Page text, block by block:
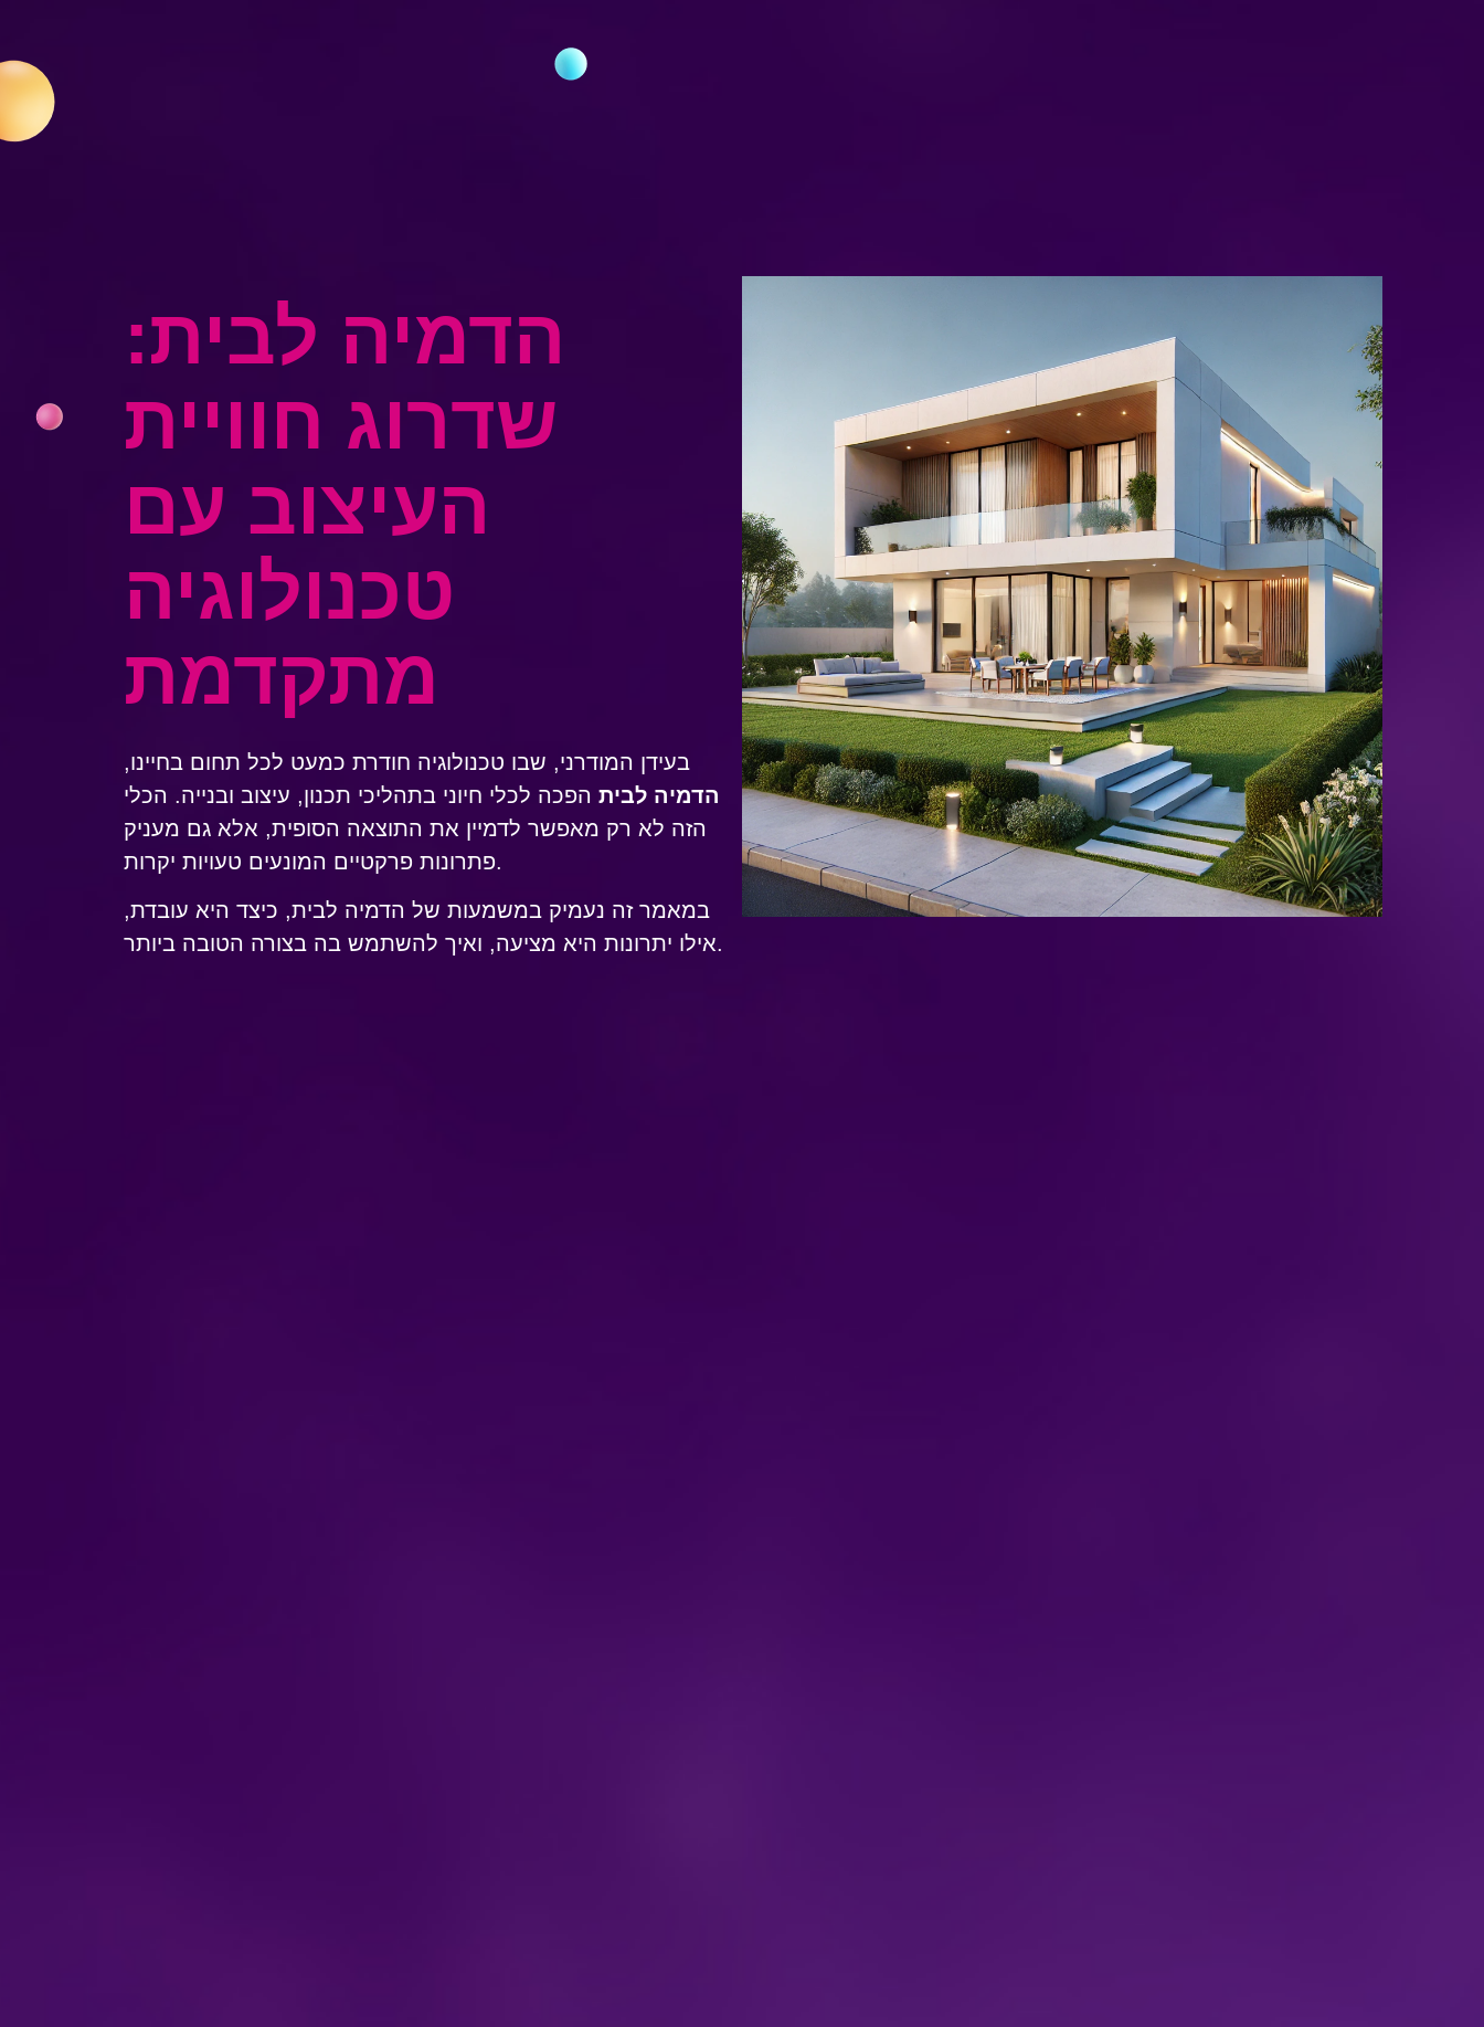
הדמיה לבית:
שדרוג חוויית
העיצוב עם
טכנולוגיה
מתקדמת
בעידן המודרני, שבו טכנולוגיה חודרת כמעט לכל תחום בחיינו,
הדמיה לבית הפכה לכלי חיוני בתהליכי תכנון, עיצוב ובנייה. הכלי
הזה לא רק מאפשר לדמיין את התוצאה הסופית, אלא גם מעניק
פתרונות פרקטיים המונעים טעויות יקרות.
במאמר זה נעמיק במשמעות של הדמיה לבית, כיצד היא עובדת,
אילו יתרונות היא מציעה, ואיך להשתמש בה בצורה הטובה ביותר.